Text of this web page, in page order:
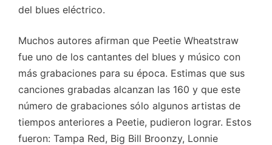
del blues eléctrico.
Muchos autores afirman que Peetie Wheatstraw
fue uno de los cantantes del blues y músico con
más grabaciones para su época. Estimas que sus
canciones grabadas alcanzan las 160 y que este
número de grabaciones sólo algunos artistas de
tiempos anteriores a Peetie, pudieron lograr. Estos
fueron: Tampa Red, Big Bill Broonzy, Lonnie